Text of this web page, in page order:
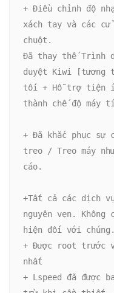
+ Điều chỉnh độ
xách tay và các
chuột.
Đã thay thế Trình
duyệt Kiwi [tương
tối + Hỗ trợ tiện
thành chế độ máy
+ Đã khắc phục sự
treo / Treo máy
cáo.
+Tất cả các dịch vụ
nguyên vẹn.
hiện đối với chúng.
+ Được root trước
nhất
+ Lspeed đã được